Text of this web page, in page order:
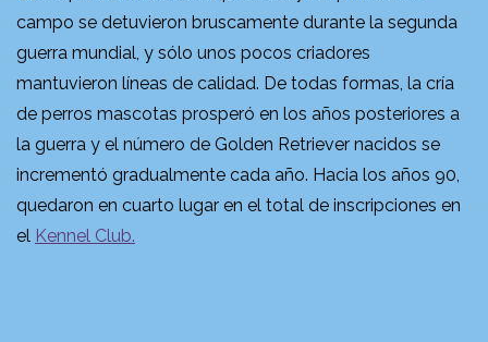
campo se detuvieron bruscamente durante la segunda
guerra mundial, y sólo unos pocos criadores
mantuvieron líneas de calidad. De todas formas, la cría
de perros mascotas prosperó en los años posteriores a
la guerra y el número de Golden Retriever nacidos se
incrementó gradualmente cada año. Hacia los años 90,
quedaron en cuarto lugar en el total de inscripciones en
el Kennel Club.